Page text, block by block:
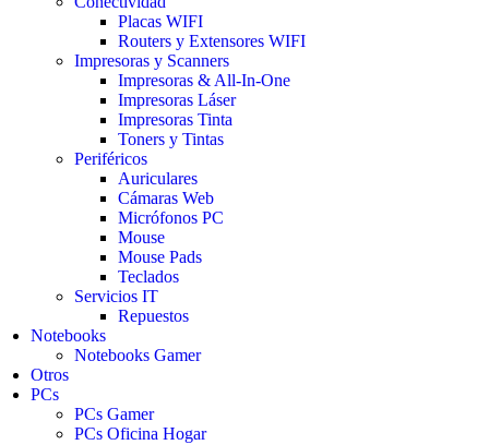
Placas WIFI
Routers y Extensores WIFI
Impresoras y Scanners
Impresoras & All-In-One
Impresoras Láser
Impresoras Tinta
Toners y Tintas
Periféricos
Auriculares
Cámaras Web
Micrófonos PC
Mouse
Mouse Pads
Teclados
Servicios IT
Repuestos
Notebooks
Notebooks Gamer
Otros
PCs
PCs Gamer
PCs Oficina Hogar